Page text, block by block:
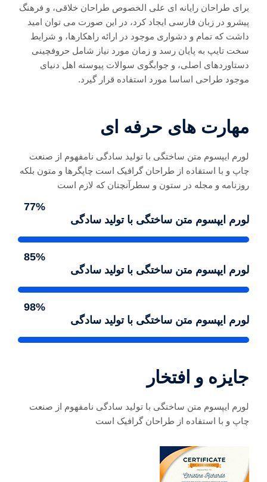
برای طراحان رایانه ای علی الخصوص طراحان خلاقی، و فرهنگ
پیشرو در زبان فارسی ایجاد کرد، در این صورت می توان امید
داشت که تمام و دشواری موجود در ارائه راهکارها، و شرایط
سخت تایپ به پایان رسد و زمان مورد نیاز شامل حروفچینی
دستاوردهای اصلی، و جوابگوی سوالات پیوسته اهل دنیای
موجود طراحی اساسا مورد استفاده قرار گیرد.
مهارت های حرفه ای
لورم ایپسوم متن ساختگی با تولید سادگی نامفهوم از صنعت
چاپ و با استفاده از طراحان گرافیک است چاپگرها و متون بلکه
روزنامه و مجله در ستون و سطرآنچنان که لازم است
لورم ایپسوم متن ساختگی با تولید سادگی
77%
لورم ایپسوم متن ساختگی با تولید سادگی
85%
لورم ایپسوم متن ساختگی با تولید سادگی
98%
جایزه و افتخار
لورم ایپسوم متن ساختگی با تولید سادگی نامفهوم از صنعت
چاپ و با استفاده از طراحان گرافیک است